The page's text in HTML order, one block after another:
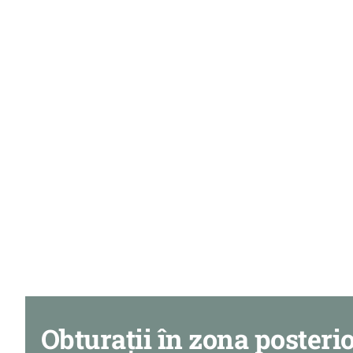
Obturații în zona